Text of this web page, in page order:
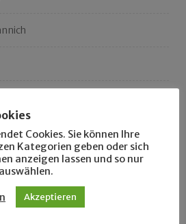
ich in ganz Leipzig zu Hause“
von 1904
Cookies. Sie können Ihre
Kategorien geben oder sich
anzeigen lassen und so nur
Akzeptieren